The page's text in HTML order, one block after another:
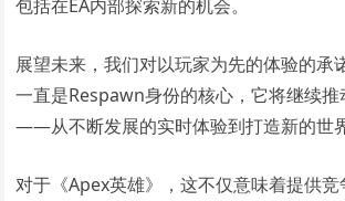
包括在EA内部探索新的机会。
展望未来，我们对以玩家为先的体验的承
一直是Respawn身份的核心，它将继续
——从不断发展的实时体验到打造新的世界
对于《Apex英雄》，这不仅意味着提供